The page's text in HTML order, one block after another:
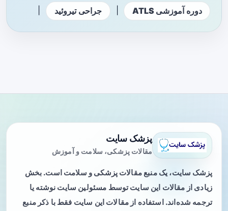
دوره آموزشی ATLS جراحی تیروئید
پزشک سایت
مقالات پزشکی، سلامت و آموزش
پزشک سایت، یک منبع مقالات پزشکی و سلامت است. بخش
زیادی از مقالات این سایت توسط مسئولین سایت نوشته یا
ترجمه شده‌اند. استفاده از مقالات این سایت فقط با ذکر منبع